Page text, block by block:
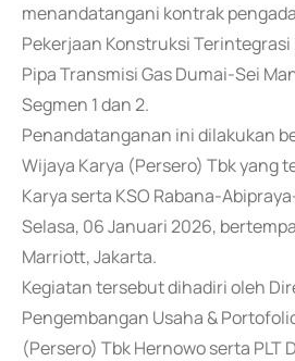
menandatangani kontrak
Pekerjaan Konstruksi
Pipa Transmisi Gas Dumai-Sei
Segmen 1 dan 2.
Penandatanganan ini dilakukan
Wijaya Karya (Persero) Tbk yang
Karya serta KSO Rabana-
Selasa, 06 Januari 2026,
Marriott, Jakarta.
Kegiatan tersebut dihadiri oleh
Pengembangan Usaha &
(Persero) Tbk Hernowo serta PLT